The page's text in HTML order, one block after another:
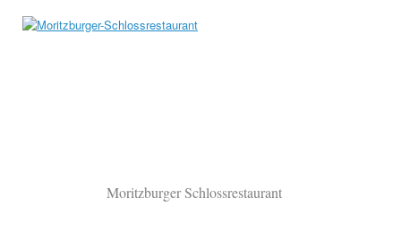
Moritzburger Schlossrestaurant